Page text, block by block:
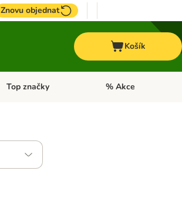
Znovu objednat
Košík
Otevřít menu: + VET Dieta
Top značky Otevřít menu: Top
% Akce